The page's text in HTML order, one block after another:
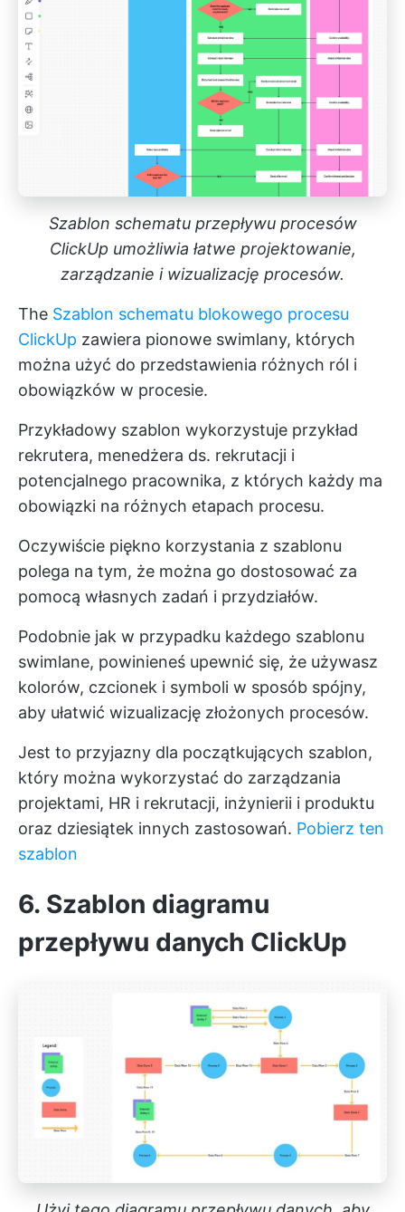
Szablon schematu przepływu procesów
ClickUp umożliwia łatwe projektowanie,
zarządzanie i wizualizację procesów.
The Szablon schematu blokowego procesu
ClickUp zawiera pionowe swimlany, których
można użyć do przedstawienia różnych ról i
obowiązków w procesie.
Przykładowy szablon wykorzystuje przykład
rekrutera, menedżera ds. rekrutacji i
potencjalnego pracownika, z których każdy ma
obowiązki na różnych etapach procesu.
Oczywiście piękno korzystania z szablonu
polega na tym, że można go dostosować za
pomocą własnych zadań i przydziałów.
Podobnie jak w przypadku każdego szablonu
swimlane, powinieneś upewnić się, że używasz
kolorów, czcionek i symboli w sposób spójny,
aby ułatwić wizualizację złożonych procesów.
Jest to przyjazny dla początkujących szablon,
który można wykorzystać do zarządzania
projektami, HR i rekrutacji, inżynierii i produktu
oraz dziesiątek innych zastosowań. Pobierz ten
szablon
6. Szablon diagramu
przepływu danych ClickUp